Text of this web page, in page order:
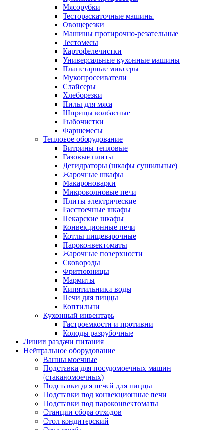
Мясорубки
Тестораскаточные машины
Овощерезки
Машины протирочно-резательные
Тестомесы
Картофелечистки
Универсальные кухонные машины
Планетарные миксеры
Мукопросеиватели
Слайсеры
Хлеборезки
Пилы для мяса
Шприцы колбасные
Рыбочистки
Фаршемесы
Тепловое оборудование
Витрины тепловые
Газовые плиты
Дегидраторы (шкафы сушильные)
Жарочные шкафы
Макароноварки
Микроволновые печи
Плиты электрические
Расстоечные шкафы
Пекарские шкафы
Конвекционные печи
Котлы пищеварочные
Пароконвектоматы
Жарочные поверхности
Сковороды
Фритюрницы
Мармиты
Кипятильники воды
Печи для пиццы
Коптильни
Кухонный инвентарь
Гастроемкости и противни
Колоды разрубочные
Линии раздачи питания
Нейтральное оборудование
Ванны моечные
Подставка для посудомоечных машин
(стаканомоечных)
Подставки для печей для пиццы
Подставки под конвекционные печи
Подставки под пароконвектоматы
Станции сбора отходов
Стол кондитерский